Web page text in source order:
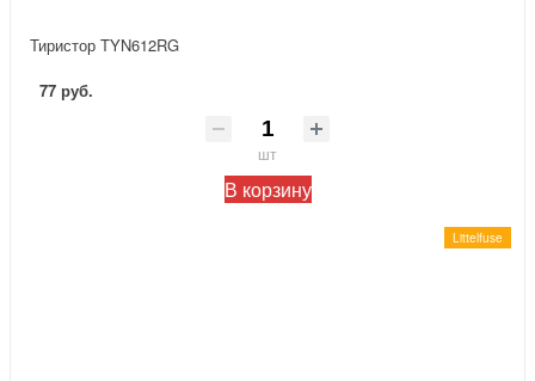
Тиристор TYN612RG
77 руб.
шт
В корзину
Littelfuse